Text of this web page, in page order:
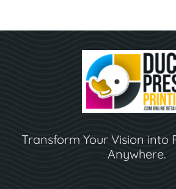
Transform Your Vision into
Anywhere.